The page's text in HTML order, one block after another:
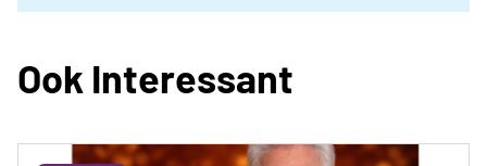
Ook Interessant